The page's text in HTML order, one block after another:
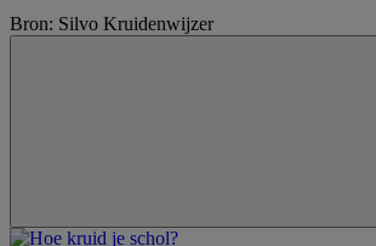
Bron: Silvo Kruidenwijzer